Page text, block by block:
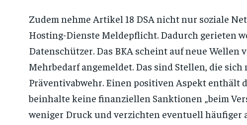
Zudem nehme Artikel 18 DSA nicht nur soziale
Hosting-Dienste Meldepflicht. Dadurch gerieten
Datenschützer. Das BKA scheint auf neue
Mehrbedarf angemeldet. Das sind Stellen, die
Präventivabwehr. Einen positiven Aspekt enthält
beinhalte keine finanziellen Sanktionen „beim
weniger Druck und verzichten eventuell häufiger